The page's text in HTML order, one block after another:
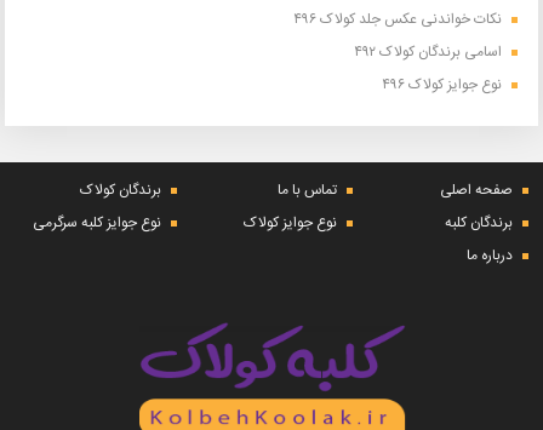
نکات خواندنی عکس جلد کولاک ۴۹۶
اسامی برندگان کولاک ۴۹۲
نوع جوایز کولاک ۴۹۶
صفحه اصلی تماس با ما
برندگان کولاک
برندگان کلبه
نوع جوایز کولاک
نوع جوایز کلبه سرگرمی
درباره ما